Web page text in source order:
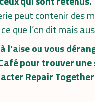
peut contenir des
que l’on dit mais
ou vous
pour trouver
Repair Together